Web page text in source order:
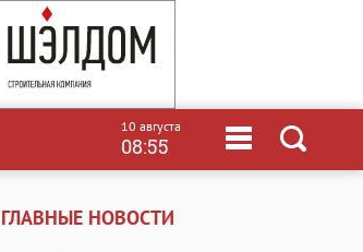
10 августа
08:55
ГЛАВНЫЕ НОВОСТИ